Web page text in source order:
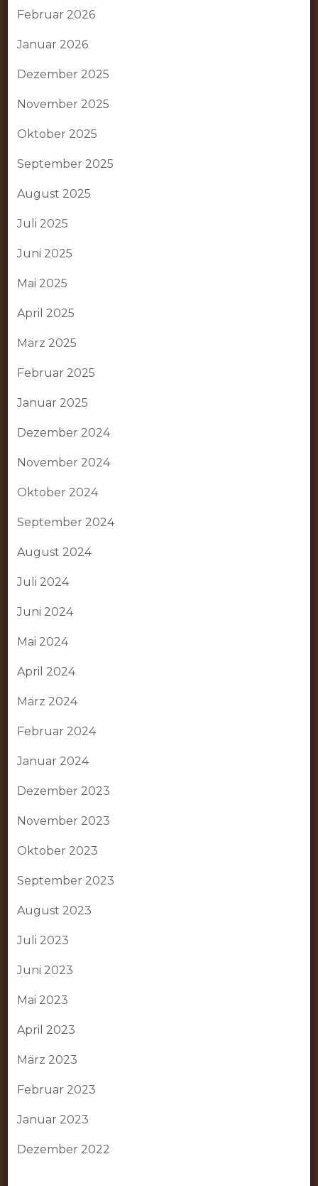
Februar 2026
Januar 2026
Dezember 2025
November 2025
Oktober 2025
September 2025
August 2025
Juli 2025
Juni 2025
Mai 2025
April 2025
März 2025
Februar 2025
Januar 2025
Dezember 2024
November 2024
Oktober 2024
September 2024
August 2024
Juli 2024
Juni 2024
Mai 2024
April 2024
März 2024
Februar 2024
Januar 2024
Dezember 2023
November 2023
Oktober 2023
September 2023
August 2023
Juli 2023
Juni 2023
Mai 2023
April 2023
März 2023
Februar 2023
Januar 2023
Dezember 2022